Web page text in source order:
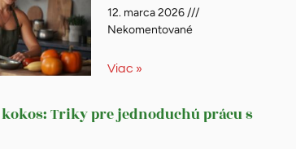
12. marca 2026
Nekomentované
Viac »
Triky pre jednoduchú prácu s